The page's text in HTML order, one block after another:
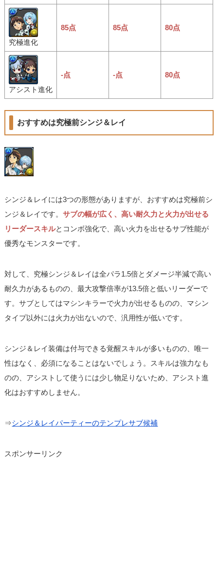
究極進化
85点 85点 80点
アシスト進化
-点 -点 80点
おすすめは究極前シンジ＆レイ
シンジ＆レイには3つの形態がありますが、おすすめは究極前シ
ンジ＆レイです。サブの幅が広く、高い耐久力と火力が出せる
リーダースキルとコンボ強化で、高い火力を出せるサブ性能が
優秀なモンスターです。
対して、究極シンジ＆レイは全パラ1.5倍とダメージ半減で高い
耐久力があるものの、最大攻撃倍率が13.5倍と低いリーダーで
す。サブとしてはマシンキラーで火力が出せるものの、マシン
タイプ以外には火力が出ないので、汎用性が低いです。
シンジ＆レイ装備は付与できる覚醒スキルが多いものの、唯一
性はなく、必須になることはないでしょう。スキルは強力なも
のの、アシストして使うには少し物足りないため、アシスト進
化はおすすめしません。
⇒シンジ＆レイパーティーのテンプレサブ候補
スポンサーリンク